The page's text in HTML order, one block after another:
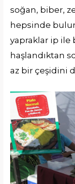
soğan, biber,
hepsinde
yapraklar ip ile
haşlandıktan
az bir çeşidini